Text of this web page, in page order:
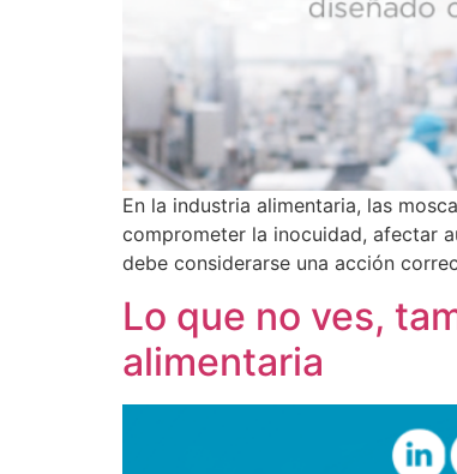
En la industria alimentaria, las
comprometer la inocuidad, afectar
debe considerarse una acción
Lo que no ves,
alimentaria